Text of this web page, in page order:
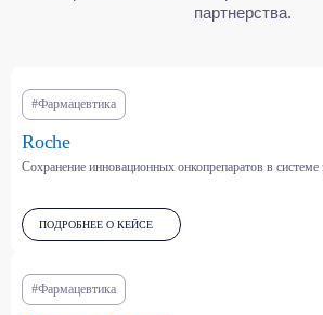
#Фармацевтика
Roche
Сохранение инновационных онкопрепаратов в системе
ПОДРОБНЕЕ О КЕЙСЕ
#Фармацевтика
СМОТРЕТЬ ВСЕ КЕЙСЫ